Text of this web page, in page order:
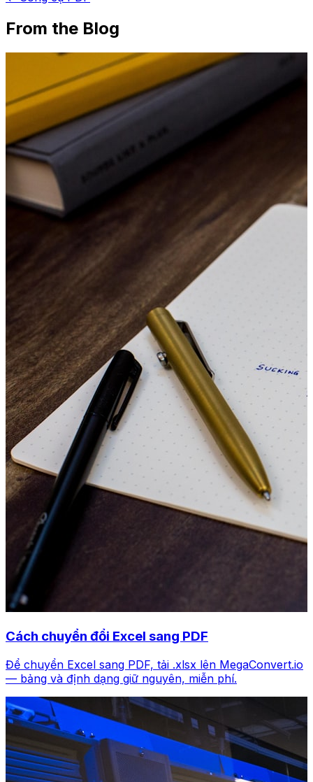
From the Blog
Cách chuyển đổi Excel sang PDF
Để chuyển Excel sang PDF, tải .xlsx lên MegaConvert.io
— bảng và định dạng giữ nguyên, miễn phí.